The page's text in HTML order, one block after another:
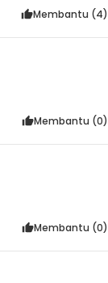
Membantu (4)
Membantu (0)
Membantu (0)